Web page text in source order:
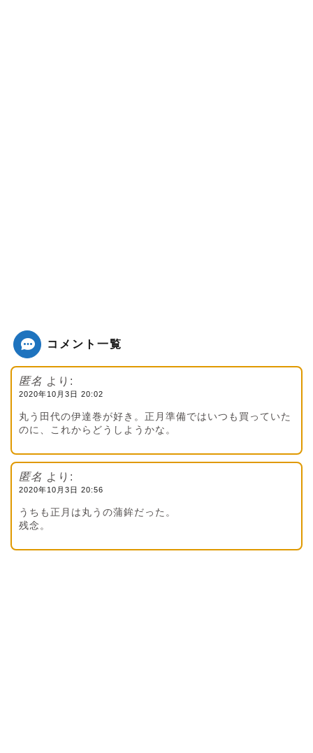
コメント一覧
匿名 より:
2020年10月3日 20:02
丸う田代の伊達巻が好き。正月準備ではいつも買っていた
のに、これからどうしようかな。
匿名 より:
2020年10月3日 20:56
うちも正月は丸うの蒲鉾だった。
残念。